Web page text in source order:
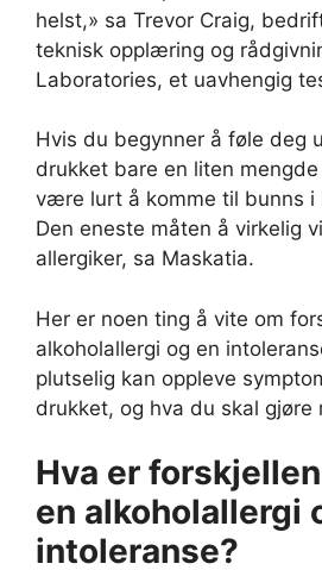
helst,» sa Trevor Craig,
teknisk opplæring og
Laboratories, et uavhengig
Hvis du begynner å føle deg
drukket bare en liten
være lurt å komme til bunns i
Den eneste måten å virkelig
allergiker, sa Maskatia.
Her er noen ting å vite om
alkoholallergi og en
plutselig kan oppleve
drukket, og hva du skal gjøre
Hva er
en alkoholallergi
intoleranse?